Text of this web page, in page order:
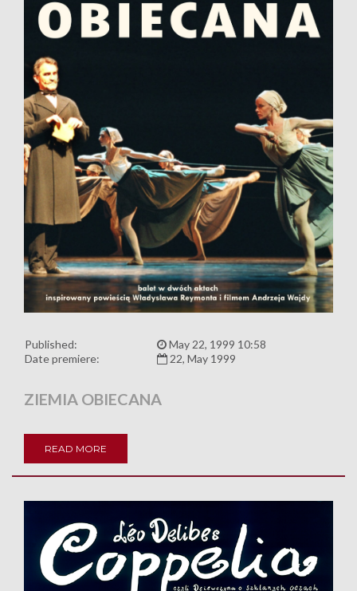
Published:
May 22, 1999 10:58
Date premiere:
22, May 1999
ZIEMIA OBIECANA
READ MORE